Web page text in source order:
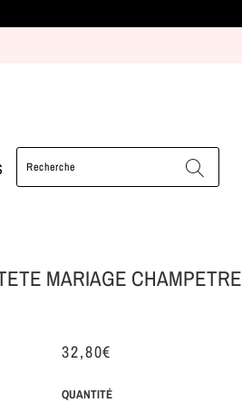
MARIAGE CHAMPETRE
32,80€
QUANTITÉ